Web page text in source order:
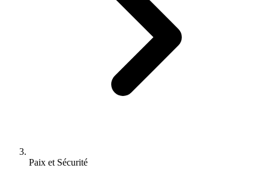
Paix et Sécurité